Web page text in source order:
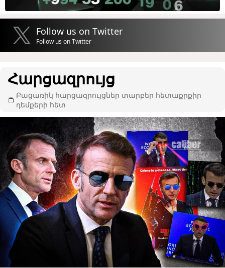
Follow us on Twitter
Follow us on Twitter
Հարցազրույց
Բացառիկ հարցազրույցներ տարբեր հետաքրքիր
դեմքերի հետ